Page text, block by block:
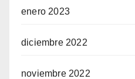
enero 2023
diciembre 2022
noviembre 2022